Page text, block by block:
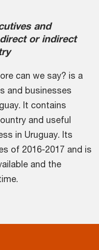
and
or indirect
can we say? is a
and businesses
It contains
and useful
in Uruguay. Its
of 2016-2017 and is
and the